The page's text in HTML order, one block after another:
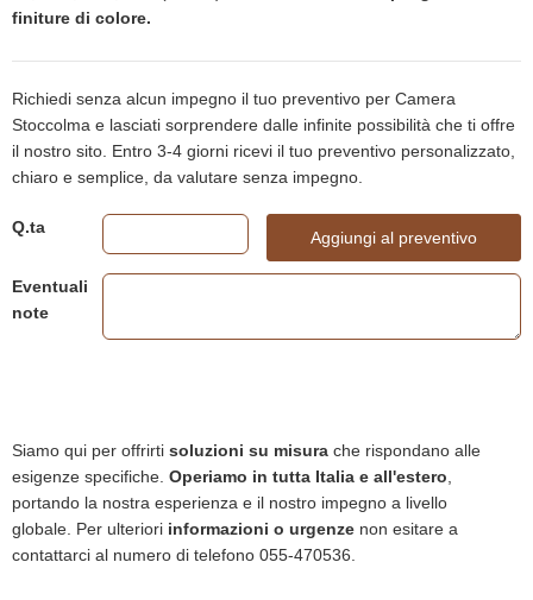
finiture di colore.
Richiedi senza alcun impegno il tuo preventivo per Camera
Stoccolma e lasciati sorprendere dalle infinite possibilità che ti offre
il nostro sito. Entro 3-4 giorni ricevi il tuo preventivo personalizzato,
chiaro e semplice, da valutare senza impegno.
Q.ta
Aggiungi al preventivo
Eventuali
note
Siamo qui per offrirti soluzioni su misura che rispondano alle
esigenze specifiche. Operiamo in tutta Italia e all'estero,
portando la nostra esperienza e il nostro impegno a livello
globale. Per ulteriori informazioni o urgenze non esitare a
contattarci al numero di telefono 055-470536.